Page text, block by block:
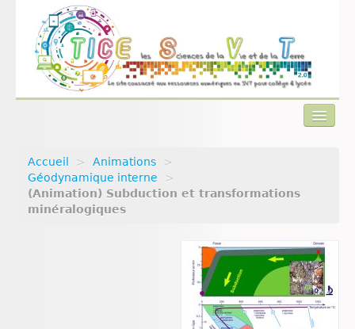
Actualités
Plan du site
Accueil > Animations
>
Géodynamique interne
>
(Animation) Subduction et transformations
minéralogiques